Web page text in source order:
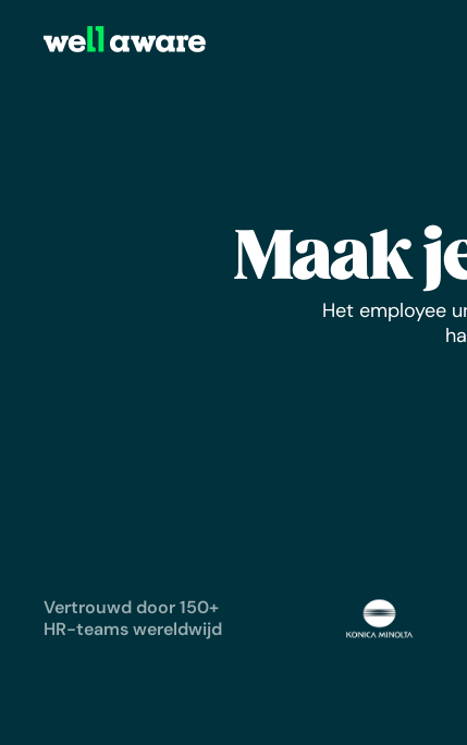
Maak
Het employee
Vertrouwd door 150+
HR-teams wereldwijd